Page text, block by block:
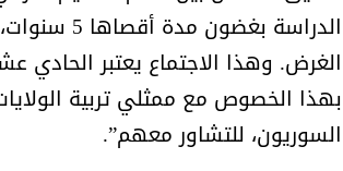
الدراسة
الغرض. وهذا الاجتماع يعتبر الحادي
بهذا الخصوص مع ممثلي تربية
السوريون، للتشاور معهم”.